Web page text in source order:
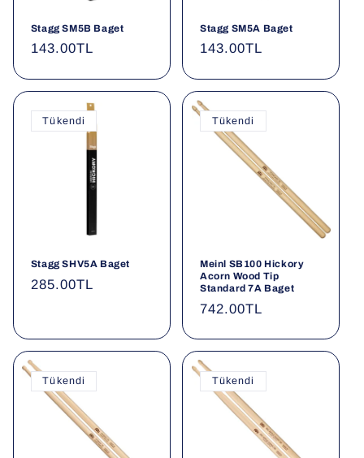
Stagg SM5B Baget
Normal
143.00TL
Stagg SM5A Baget
Normal
143.00TL
Tükendi
Stagg SHV5A Baget
Normal
285.00TL
Tükendi
Meinl SB100 Hickory
Acorn Wood Tip
Standard 7A Baget
Normal
742.00TL
Tükendi Tükendi